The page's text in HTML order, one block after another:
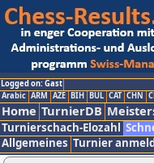
Logged on: Gast
Arabic ARM AZE BIH BUL CAT CHN
Home TurnierDB
Turnierschach-Elozahl
Allgemeines Turnier